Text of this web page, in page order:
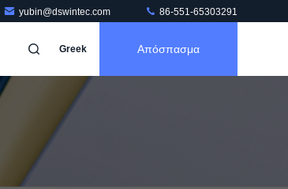
yubin@dswintec.com 86-551-65303291
Greek Απόσπασμα